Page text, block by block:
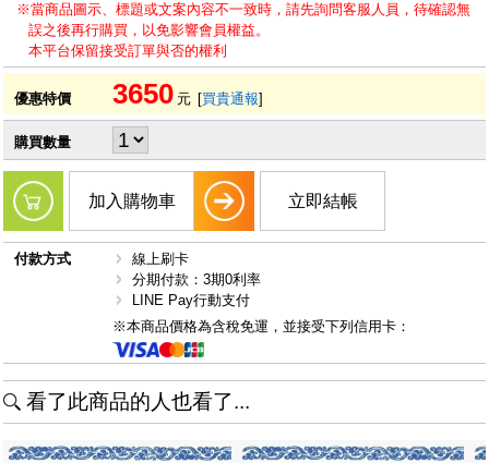
※當商品圖示、標題或文案內容不一致時，請先詢問客服人員，待確認無
誤之後再行購買，以免影響會員權益。
本平台保留接受訂單與否的權利
優惠特價 3650 元 [買貴通報]
購買數量
加入購物車 立即結帳
付款方式
線上刷卡
分期付款：3期0利率
LINE Pay行動支付
※本商品價格為含稅免運，並接受下列信用卡：
看了此商品的人也看了...